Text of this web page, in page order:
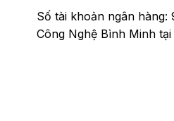
Số tài khoản ngân hàng:
Công Nghệ Bình Minh